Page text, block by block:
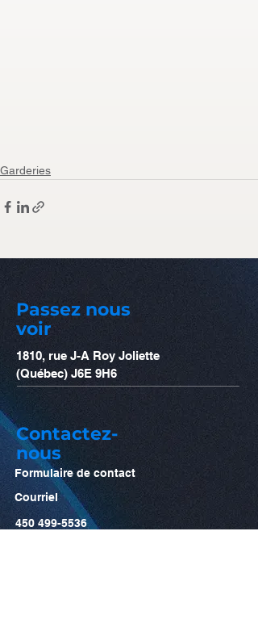
Garderies
Passez nous
voir
1810, rue J-A Roy Joliette
(Québec) J6E 9H6
Contactez-
nous
Formulaire de contact
Courriel
450 499-5536